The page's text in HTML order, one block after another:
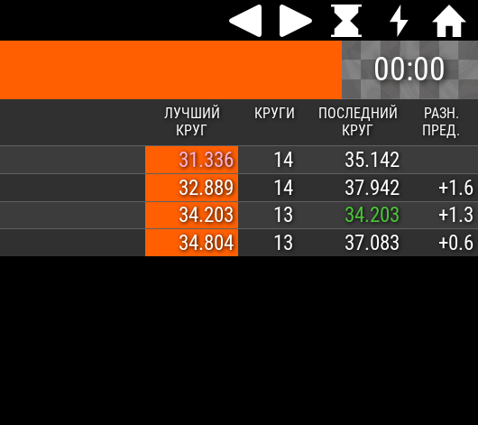
00:00
ЛУЧШИЙ
КРУГ
КРУГИ
ПОСЛЕДНИЙ
КРУГ
РАЗН.
ПРЕД.
31.336 14
35.142
32.889 14 37.942
+1.6
34.203 13 34.203
+1.3
34.804 13 37.083 +0.6